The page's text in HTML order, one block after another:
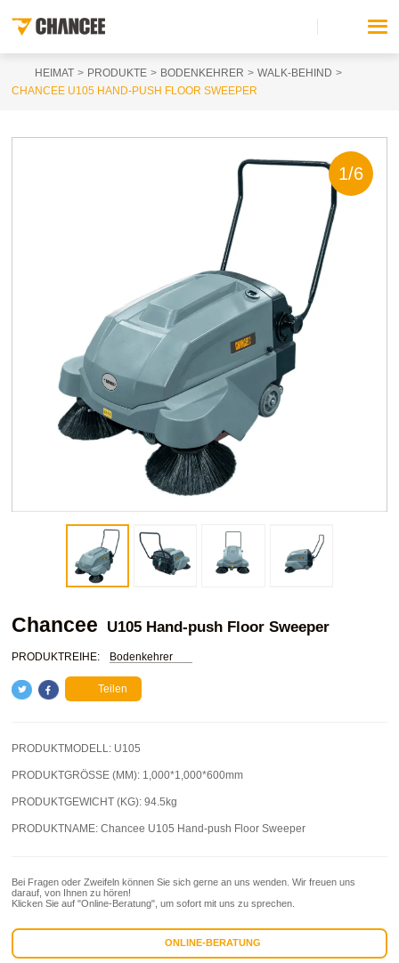
HEIMAT PRODUKTE BODENKEHRER
WALK-BEHIND
CHANCEE U105 HAND-PUSH FLOOR SWEEPER
1/6
Chancee U105 Hand-push Floor Sweeper
PRODUKTREIHE: Bodenkehrer
Teilen
PRODUKTMODELL: U105
PRODUKTGRÖSSE (MM): 1,000*1,000*600mm
PRODUKTGEWICHT (KG):94.5kg
PRODUKTNAME:Chancee U105 Hand-push Floor Sweeper
Bei Fragen oder Zweifeln können Sie sich gerne an uns wenden. Wir freuen uns
darauf, von Ihnen zu hören!
Klicken Sie auf "Online-Beratung", um sofort mit uns zu sprechen.
ONLINE-BERATUNG